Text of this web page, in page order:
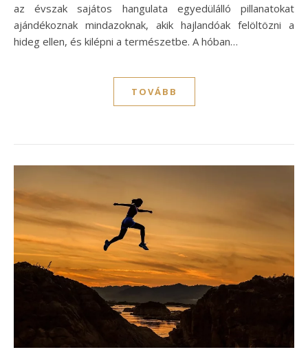
az évszak sajátos hangulata egyedülálló pillanatokat
ajándékoznak mindazoknak, akik hajlandóak felöltözni a
hideg ellen, és kilépni a természetbe. A hóban…
TOVÁBB